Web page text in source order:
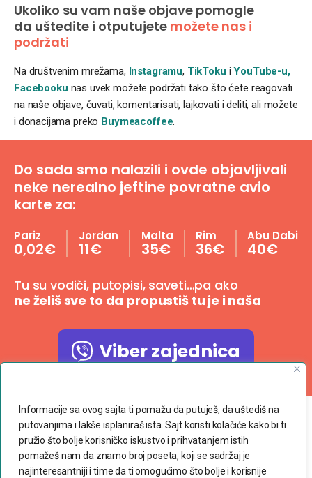
Informacije sa ovog sajta ti pomažu da putuješ, da uštediš na
putovanjima i lakše isplaniraš ista. Sajt koristi kolačiće kako bi ti
pružio što bolje korisničko iskustvo i prihvatanjem istih
pomažeš nam da znamo broj poseta, koji se sadržaj je
najinteresantniji i time da ti omogućimo što bolje i korisnije
Ukoliko su vam naše objave pomogle
da uštedite i otputujete možete nas i
podržati
Na društvenim mrežama, Instagramu, TikToku iYouTube-u,
Facebooku nas uvek možete podržati tako što ćete reagovati
na naše objave, čuvati, komentarisati, lajkovati i deliti, ali možete
i donacijama preko Buymeacoffee.
Do sada smo nalazili i ovde objavljivali
neke nerealno jeftine povratne avio
karte za:
Pariz
0,02€
Jordan
11€
Malta
35€
Rim
36€
Abu Dabi
40€
Tu su vodiči, putopisi, saveti…pa ako
ne želiš sve to da propustiš tu je i naša
Viber zajednica
Copyright © 2023 dvaranca.com
Povoljne avio karte